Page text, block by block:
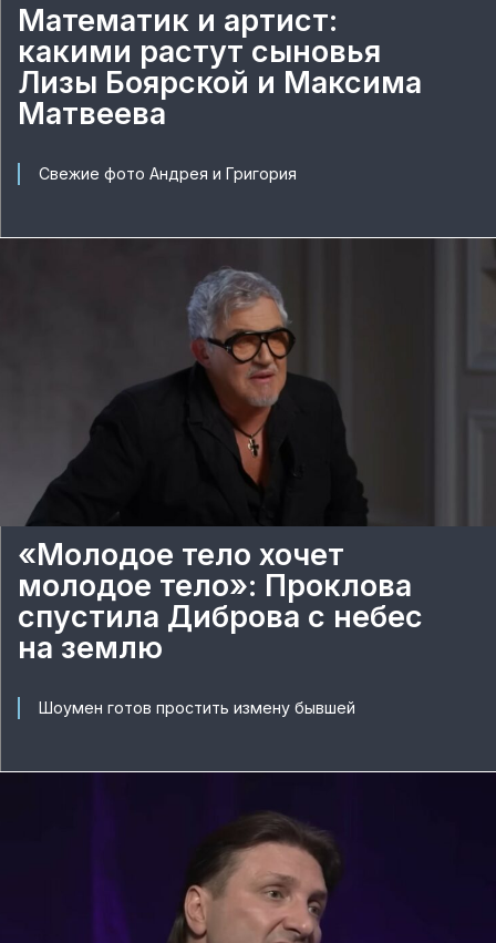
Математик и артист:
какими растут сыновья
Лизы Боярской и Максима
Матвеева
Свежие фото Андрея и Григория
«Молодое тело хочет
молодое тело»: Проклова
спустила Диброва с небес
на землю
Шоумен готов простить измену бывшей